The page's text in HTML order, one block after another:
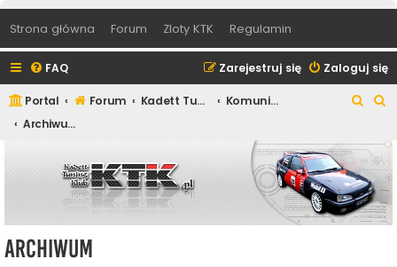
Strona główna Forum Zloty KTK Regulamin
FAQ Zaloguj się
Zarejestruj się
Portal Forum Kadett Tuning Klub
Komunikaty Zarządu KTK
Archiwum
u
k
a
u
k
a
j
Archiwum